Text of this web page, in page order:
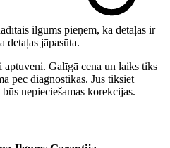
ilgums pieņem, ka detaļas ir
jāpasūta.
Galīgā cena un laiks tiks
pēc diagnostikas. Jūs tiksiet
nepieciešamas korekcijas.